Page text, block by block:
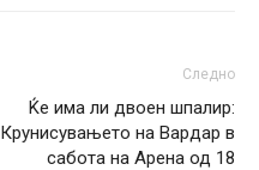
Следно
Ќе има ли двоен шпалир:
Крунисувањето на Вардар в
сабота на Арена од 18